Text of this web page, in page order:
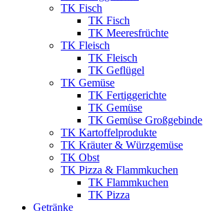
TK Fisch
TK Fisch
TK Meeresfrüchte
TK Fleisch
TK Fleisch
TK Geflügel
TK Gemüse
TK Fertiggerichte
TK Gemüse
TK Gemüse Großgebinde
TK Kartoffelprodukte
TK Kräuter & Würzgemüse
TK Obst
TK Pizza & Flammkuchen
TK Flammkuchen
TK Pizza
Getränke